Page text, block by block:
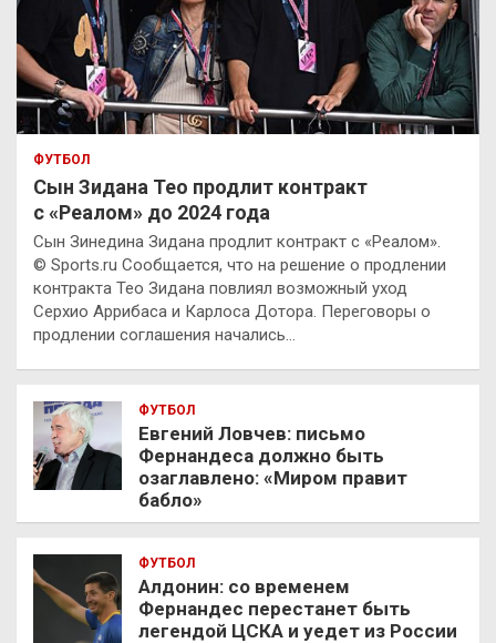
ФУТБОЛ
Сын Зидана Тео продлит контракт
с «Реалом» до 2024 года
Сын Зинедина Зидана продлит контракт с «Реалом».
© Sports.ru Сообщается, что на решение о продлении
контракта Тео Зидана повлиял возможный уход
Серхио Аррибаса и Карлоса Дотора. Переговоры о
продлении соглашения начались…
ФУТБОЛ
Евгений Ловчев: письмо
Фернандеса должно быть
озаглавлено: «Миром правит
бабло»
ФУТБОЛ
Алдонин: со временем
Фернандес перестанет быть
легендой ЦСКА и уедет из России